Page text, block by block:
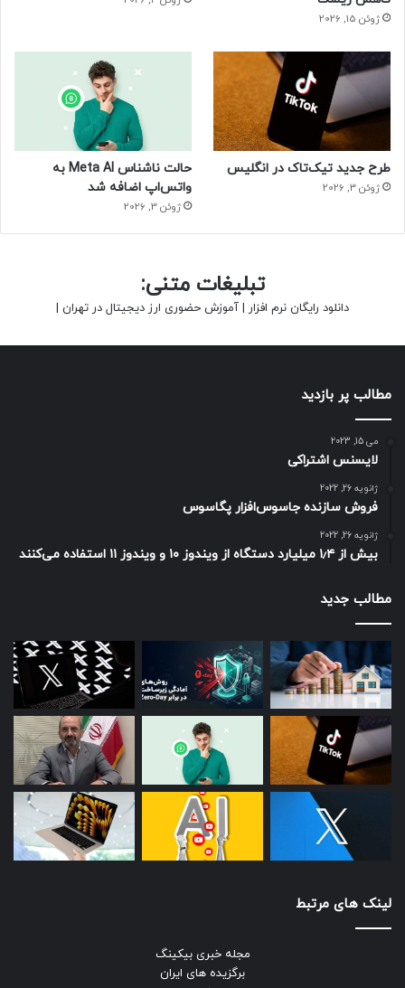
ژوئن 15, 2026
طرح جدید تیک‌تاک در انگلیس
ژوئن 3, 2026
حالت ناشناس Meta AI به
واتس‌اپ اضافه شد
ژوئن 3, 2026
تبلیغات متنی:
دانلود رایگان نرم افزار | آموزش حضوری ارز دیجیتال در تهران |
مطالب پر بازدید
می 15, 2023
لایسنس اشتراکی
ژانویه 26, 2022
فروش سازنده جاسوس‌افزار پگاسوس
ژانویه 26, 2022
بیش از ۱٫۴ میلیارد دستگاه از ویندوز ۱۰ و ویندوز ۱۱ استفاده می‌کنند
مطالب جدید
لینک های مرتبط
مجله خبری بیکینگ
برگزیده های ایران